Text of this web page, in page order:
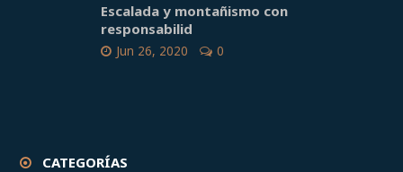
Escalada y montañismo con
responsabilid
Jun 26, 2020 0
CATEGORÍAS